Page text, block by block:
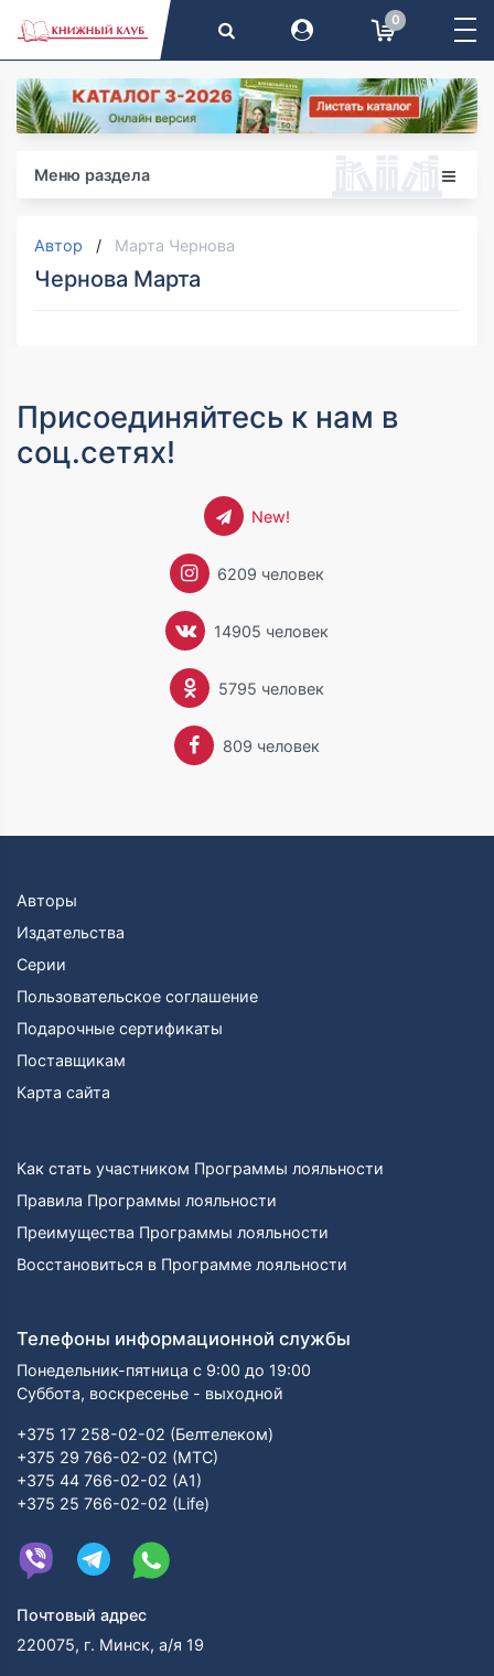
0
Меню раздела
Автор Марта Чернова
Чернова Марта
Присоединяйтесь к нам в
соц.сетях!
New!
6209 человек
14905 человек
5795 человек
809 человек
Авторы
Издательства
Серии
Пользовательское соглашение
Подарочные сертификаты
Поставщикам
Карта сайта
Как стать участником Программы лояльности
Правила Программы лояльности
Преимущества Программы лояльности
Восстановиться в Программе лояльности
Телефоны информационной службы
Понедельник-пятница с 9:00 до 19:00
Суббота, воскресенье - выходной
+375 17 258-02-02 (Белтелеком)
+375 29 766-02-02 (МТС)
+375 44 766-02-02 (А1)
+375 25 766-02-02 (Life)
Почтовый адрес
220075, г. Минск, а/я 19